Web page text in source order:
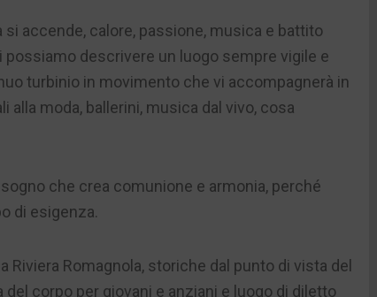
accende, calore, passione, musica e battito
descrivere un luogo sempre vigile e
turbinio in movimento che vi accompagnerà in
moda, ballerini, musica dal vivo, cosa
che crea comunione e armonia, perché
di esigenza.
Riviera Romagnola, storiche dal punto di vista del
corpo per giovani e anziani e luogo di diletto